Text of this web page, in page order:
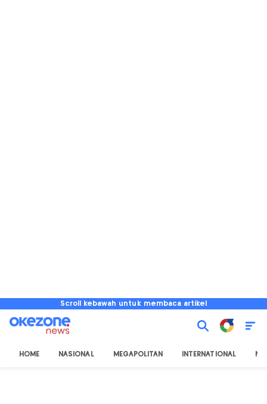
Scroll kebawah untuk membaca artikel
HOME NASIONAL MEGAPOLITAN INTERNATIONAL